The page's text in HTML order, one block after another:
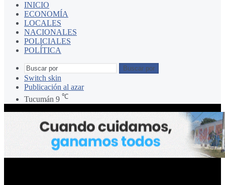
INICIO
ECONOMÍA
LOCALES
NACIONALES
POLICIALES
POLÍTICA
Buscar por
Switch skin
Publicación al azar
Tucumán 9 ℃